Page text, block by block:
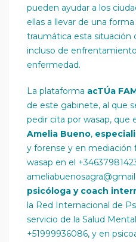
pueden ayudar a los
ellas a llevar de una
traumática esta situación
incluso de
enfermedad.
La plataforma acTÚa
de este gabinete, al que
pedir cita por wasap, que
Amelia Bueno,
y forense y en mediación
wasap en el
psicóloga y coach
la Red Internacional de
servicio de la Salud
+51999936086, y en